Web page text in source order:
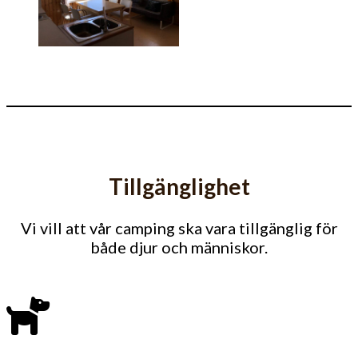
Tillgänglighet
Vi vill att vår camping ska vara tillgänglig för
både djur och människor.